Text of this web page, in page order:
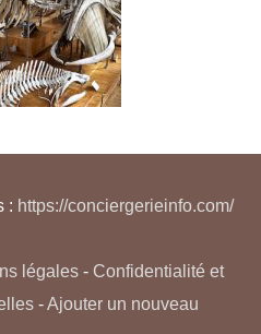
: https://conciergerieinfo.com/
légales- Confidentialité et
-Ajouter un nouveau